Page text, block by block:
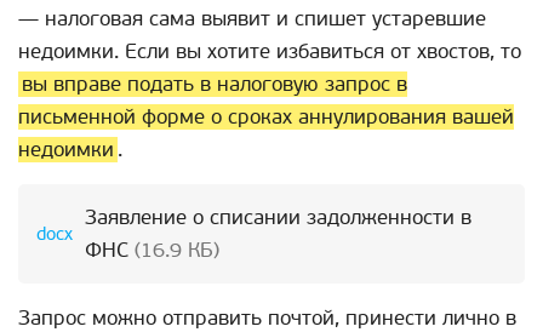
— налоговая сама выявит и спишет устаревшие
недоимки. Если вы хотите избавиться от хвостов, то
вы вправе подать в налоговую запрос в
письменной форме о сроках аннулирования вашей
недоимки .
Заявление о списании задолженности в
ФНС (16.9 КБ)
Запрос можно отправить почтой, принести лично в